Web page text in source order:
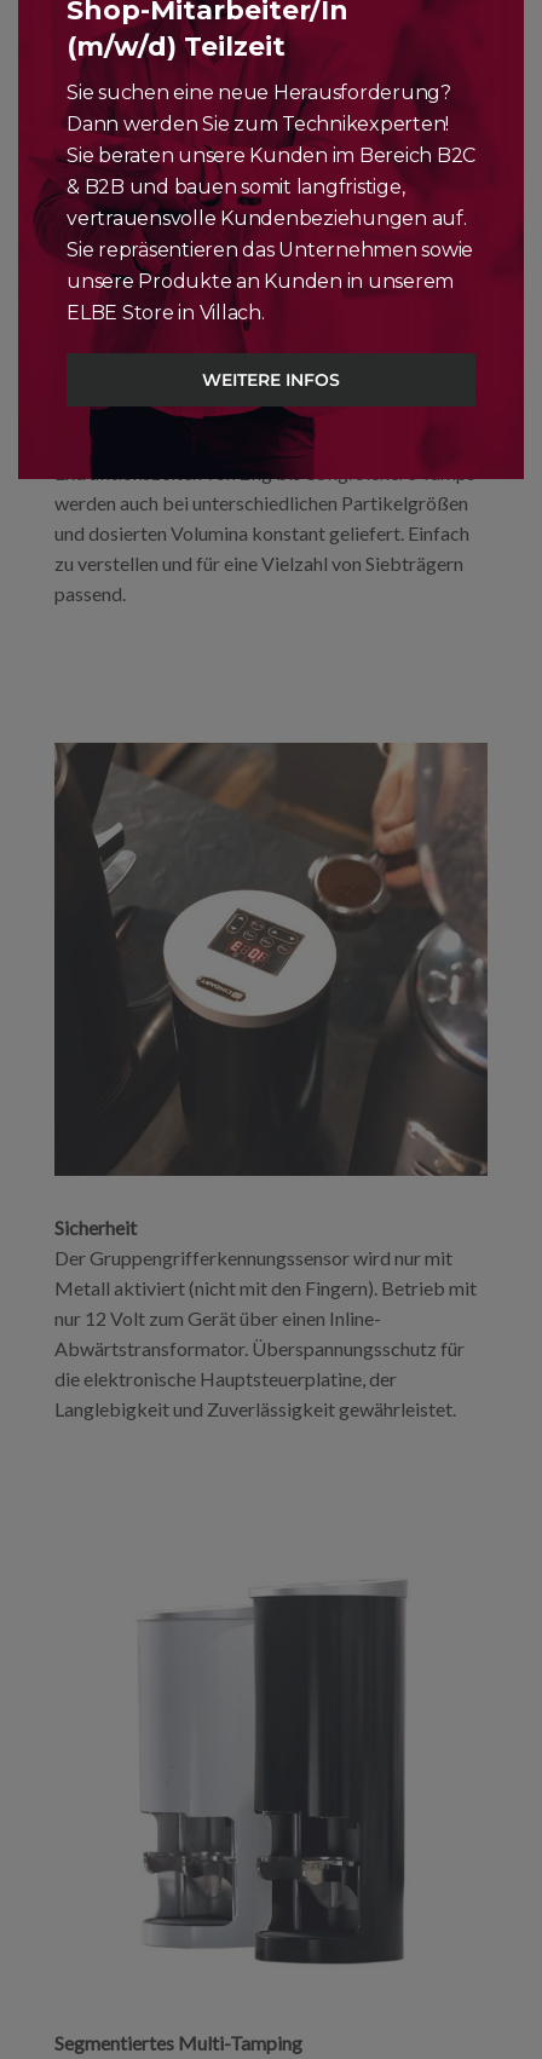
DIE VORTEILE
GLS – Führungs-Nivelliersystem
Das patentierte GLS „Guide Leveling System“ von
CINOART verhindert Kanalbildung durch
ungleichmäßiges Tampen und sorgt dafür, dass das
Kaffeebett jedes Mal flach ist. Es hält die
Tassenqualität konstant, da ein ungleichmäßiges
Kaffeebett eine Unter- oder Überextraktion
erzeugt, die zu unerwünschten Aromen führt.
Wählen Sie die ideale Druckeinstellung für Ihr
gewünschtes Rezept.
Extraktionszeiten von 2kg bis 38kg. Sichere Tamps
werden auch bei unterschiedlichen Partikelgrößen
und dosierten Volumina konstant geliefert. Einfach
zu verstellen und für eine Vielzahl von Siebträgern
passend.
Sicherheit
Der Gruppengrifferkennungssensor wird nur mit
Metall aktiviert (nicht mit den Fingern). Betrieb mit
nur 12 Volt zum Gerät über einen Inline-
Abwärtstransformator. Überspannungsschutz für
die elektronische Hauptsteuerplatine, der
Langlebigkeit und Zuverlässigkeit gewährleistet.
Segmentiertes Multi-Tamping
Shop-Mitarbeiter/In
(m/w/d) Teilzeit
Sie suchen eine neue Herausforderung?
Dann werden Sie zum Technikexperten!
Sie beraten unsere Kunden im Bereich B2C
& B2B und bauen somit langfristige,
vertrauensvolle Kundenbeziehungen auf.
Sie repräsentieren das Unternehmen sowie
unsere Produkte an Kunden in unserem
ELBE Store in Villach.
WEITERE INFOS